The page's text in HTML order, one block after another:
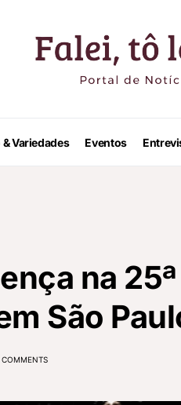
Variedades Eventos
na
São